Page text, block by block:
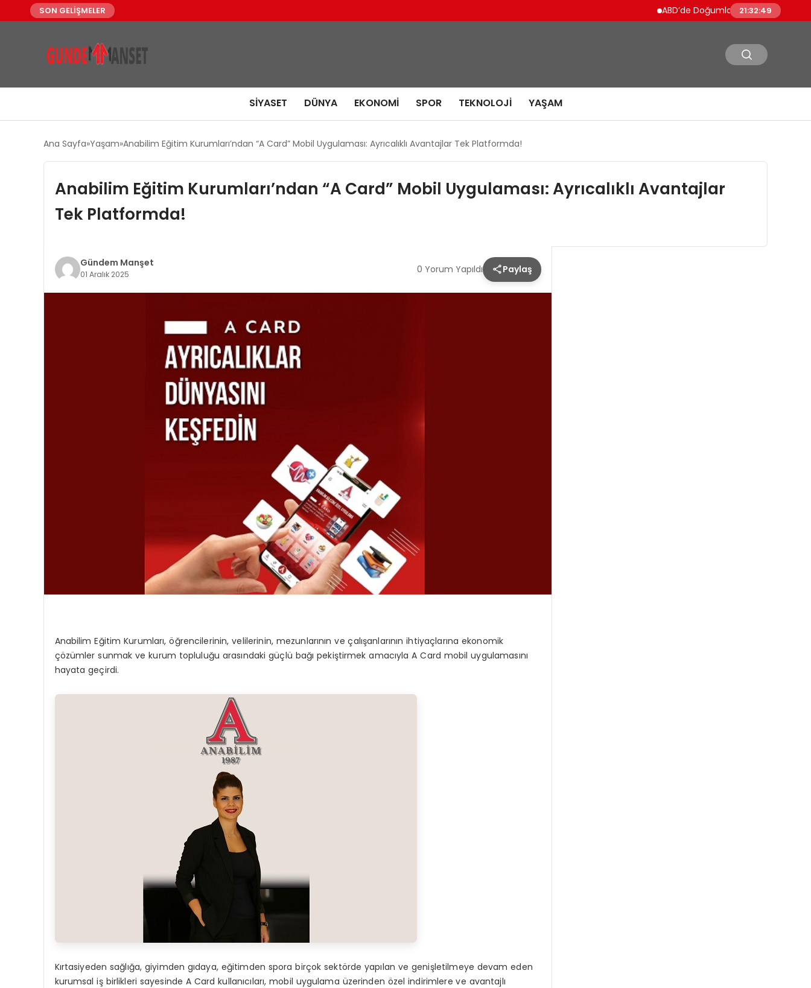
SON GELİŞMELER ABD’de Doğumla Vatandaşlık
21:32:50
SIYASET DÜNYA EKONOMI SPOR TEKNOLOJI YAŞAM
Ana Sayfa Yaşam Anabilim Eğitim Kurumları’ndan “A Card” Mobil Uygulaması: Ayrıcalıklı Avantajlar Tek Platformda!
Anabilim Eğitim Kurumları’ndan “A Card” Mobil Uygulaması: Ayrıcalıklı Avantajlar
Tek Platformda!
Gündem Manşet
01 Aralık 2025 0 Yorum Yapıldı Paylaş
Anabilim Eğitim Kurumları, öğrencilerinin, velilerinin, mezunlarının ve çalışanlarının ihtiyaçlarına ekonomik
çözümler sunmak ve kurum topluluğu arasındaki güçlü bağı pekiştirmek amacıyla A Card mobil uygulamasını
hayata geçirdi.
Kırtasiyeden sağlığa, giyimden gıdaya, eğitimden spora birçok sektörde yapılan ve genişletilmeye devam eden
kurumsal iş birlikleri sayesinde A Card kullanıcıları, mobil uygulama üzerinden özel indirimlere ve avantajlı